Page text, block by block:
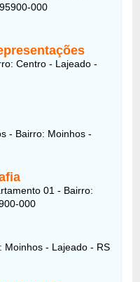
000
Centro - Lajeado -
- Bairro: Moinhos -
01 - Bairro:
000
Moinhos - Lajeado - RS